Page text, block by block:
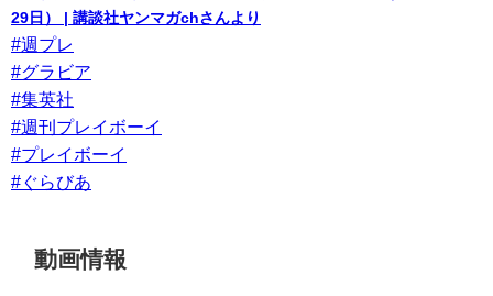
29日） | 講談社ヤンマガchさんより
#週プレ
#グラビア
#集英社
#週刊プレイボーイ
#プレイボーイ
#ぐらびあ
動画情報